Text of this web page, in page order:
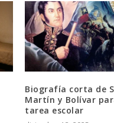
Biografía corta de
Martín y Bolívar
tarea escolar